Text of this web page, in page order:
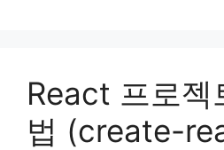
React 프로젝
법 (create-